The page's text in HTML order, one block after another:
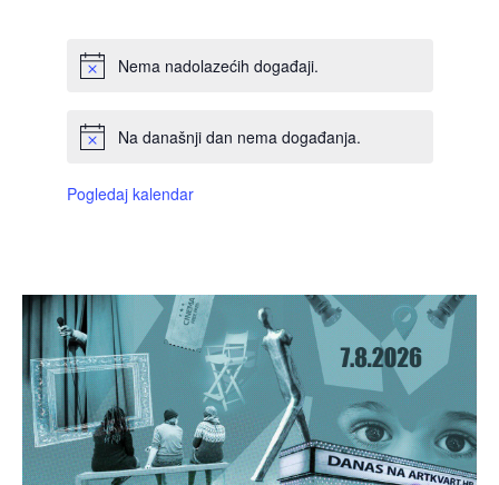
Nema nadolazećih događaji.
Na današnji dan nema događanja.
Pogledaj kalendar